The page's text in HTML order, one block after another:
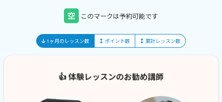
空 このマークは予約可能です
1ヶ月のレッスン数 ポイント数 累計レッスン数
👍 体験レッスンのお勧め講師